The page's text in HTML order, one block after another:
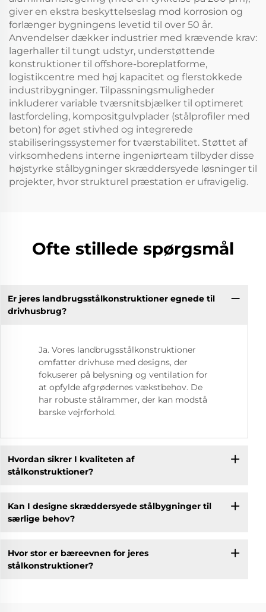
giver en ekstra beskyttelseslag mod korrosion og
forlænger bygningens levetid til over 50 år.
Anvendelser dækker industrier med krævende krav:
lagerhaller til tungt udstyr, understøttende
konstruktioner til offshore-boreplatforme,
logistikcentre med høj kapacitet og flerstokkede
industribygninger. Tilpassningsmuligheder
inkluderer variable tværsnitsbjælker til optimeret
lastfordeling, kompositgulvplader (stålprofiler med
beton) for øget stivhed og integrerede
stabiliseringssystemer for tværstabilitet. Støttet af
virksomhedens interne ingeniørteam tilbyder disse
højstyrke stålbygninger skræddersyede løsninger til
projekter, hvor strukturel præstation er ufravigelig.
Ofte stillede spørgsmål
Er jeres landbrugsstålkonstruktioner egnede til
drivhusbrug?
Ja. Vores landbrugsstålkonstruktioner
omfatter drivhuse med designs, der
fokuserer på belysning og ventilation for
at opfylde afgrødernes vækstbehov. De
har robuste stålrammer, der kan modstå
barske vejrforhold.
Hvordan sikrer I kvaliteten af
stålkonstruktioner?
Kan I designe skræddersyede stålbygninger til
særlige behov?
Hvor stor er bæreevnen for jeres
stålkonstruktioner?